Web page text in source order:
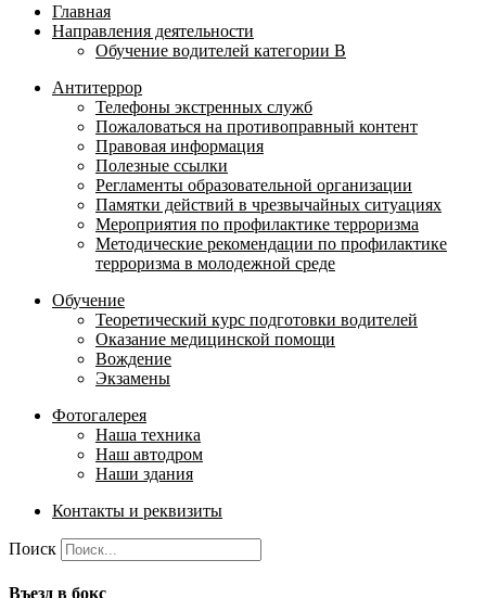
Главная
Направления деятельности
Обучение водителей категории B
Антитеррор
Телефоны экстренных служб
Пожаловаться на противоправный контент
Правовая информация
Полезные ссылки
Регламенты образовательной организации
Памятки действий в чрезвычайных ситуациях
Мероприятия по профилактике терроризма
Методические рекомендации по профилактике
терроризма в молодежной среде
Обучение
Теоретический курс подготовки водителей
Оказание медицинской помощи
Вождение
Экзамены
Фотогалерея
Наша техника
Наш автодром
Наши здания
Контакты и реквизиты
Поиск
Въезд в бокс